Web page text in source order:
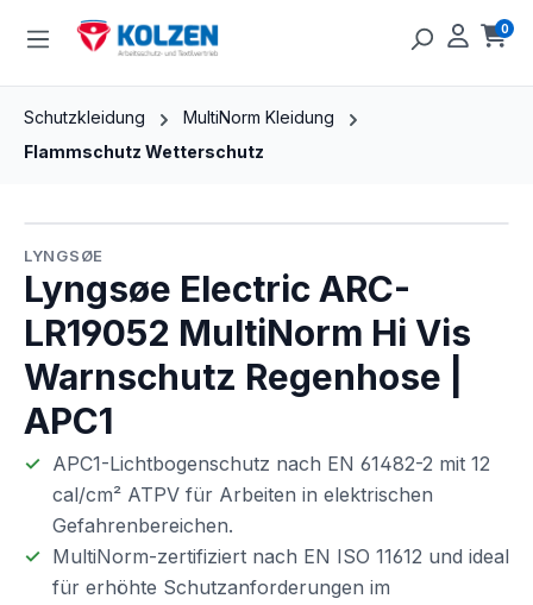
Zum Hauptinhalt springen 0
Schutzkleidung
MultiNorm Kleidung
Flammschutz Wetterschutz
LYNGSØE
Lyngsøe Electric ARC-
LR19052 MultiNorm Hi Vis
Warnschutz Regenhose |
APC1
APC1-Lichtbogenschutz nach EN 61482-2 mit 12
cal/cm² ATPV für Arbeiten in elektrischen
Gefahrenbereichen.
MultiNorm-zertifiziert nach EN ISO 11612 und ideal
für erhöhte Schutzanforderungen im